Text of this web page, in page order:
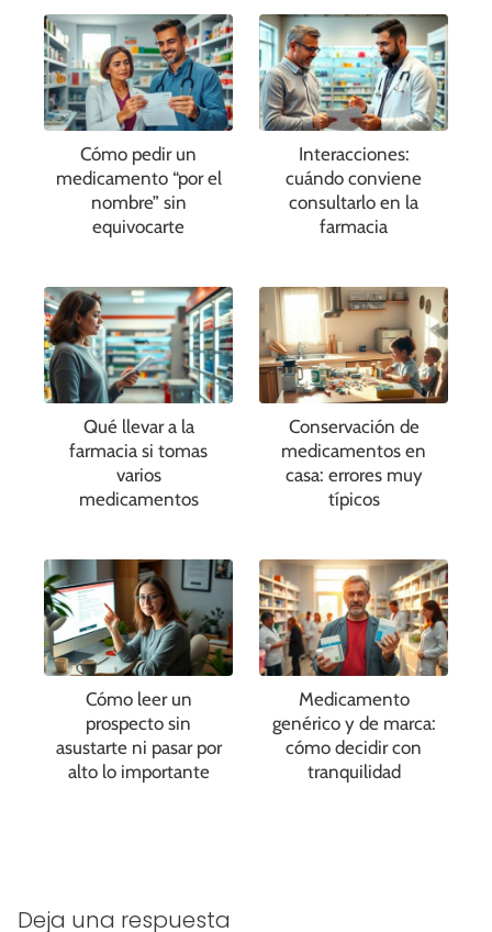
Cómo pedir un
medicamento “por el
nombre” sin
equivocarte
Interacciones:
cuándo conviene
consultarlo en la
farmacia
Qué llevar a la
farmacia si tomas
varios
medicamentos
Conservación de
medicamentos en
casa: errores muy
típicos
Cómo leer un
prospecto sin
asustarte ni pasar por
alto lo importante
Medicamento
genérico y de marca:
cómo decidir con
tranquilidad
Deja una respuesta